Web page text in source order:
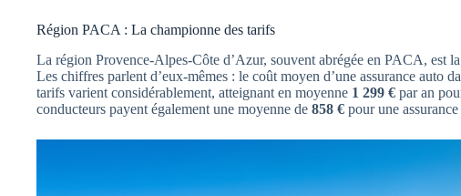
Région PACA : La championne des tarifs
La région Provence-Alpes-Côte d’Azur, souvent abrégée en PACA, est la
Les chiffres parlent d’eux-mêmes : le coût moyen d’une assurance auto
tarifs varient considérablement, atteignant en moyenne 1 299 € par an
conducteurs payent également une moyenne de 858 € pour une